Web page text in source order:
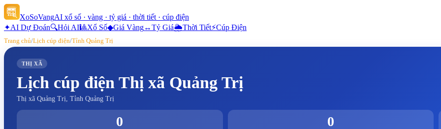
XoSoVangAI xổ số · vàng · tỷ giá · thời tiết · cúp điện
✦AI Dự Đoán🔍Hỏi AI🎱Xổ Số◆Giá Vàng↔Tỷ Giá🌦Thời Tiết⚡Cúp Điện
Trang chủ/Lịch cúp điện/Tỉnh Quảng Trị
THỊ XÃ
Lịch cúp điện Thị xã Quảng Trị
Thị xã Quảng Trị, Tỉnh Quảng Trị
0 0